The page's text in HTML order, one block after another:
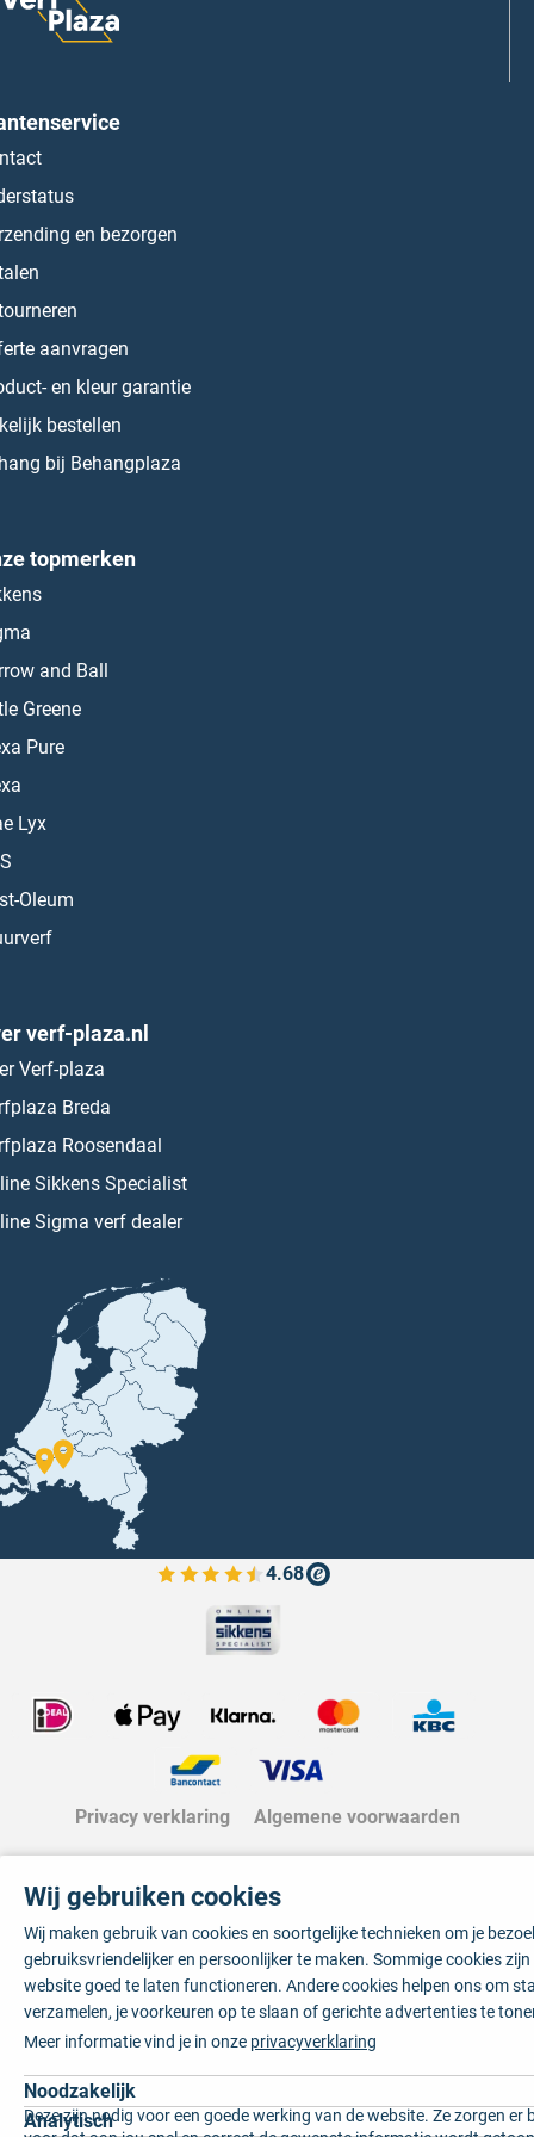
en bezorgen
aanvragen
en kleur garantie
bestellen
bij Behangplaza
topmerken
and Ball
Greene
Pure
Lyx
Oleum
verf-plaza.nl
Verf-plaza
Breda
Roosendaal
Sikkens Specialist
Sigma verf dealer
4.68
Bekijk de verfplaza beoordelingen
Privacy verklaring Algemene voorwaarden
Wij gebruiken cookies
Wij maken gebruik van cookies en soortgelijke technieken om je
gebruiksvriendelijker en persoonlijker te maken. Sommige cookies
website goed te laten functioneren. Andere cookies helpen ons om
verzamelen, je voorkeuren op te slaan of gerichte advertenties te
Meer informatie vind je in onze privacyverklaring
Noodzakelijk
Deze zijn nodig voor een goede werking van de website. Ze zorgen er
Analytisch